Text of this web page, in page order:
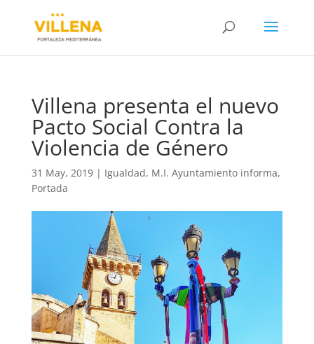
Villena presenta el nuevo
Pacto Social Contra la
Violencia de Género
31 May, 2019| Igualdad, M.I. Ayuntamiento informa,
Portada